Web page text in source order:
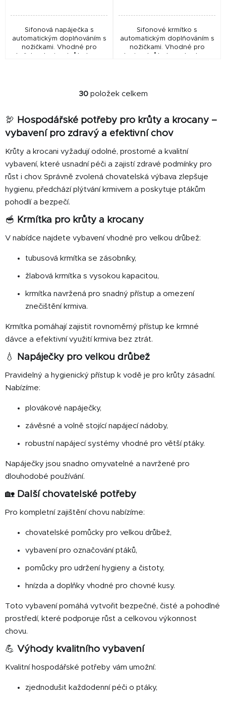
Sifonová napáječka s
automatickým doplňováním s
nožičkami. Vhodné pro
Sifonové krmítko s
automatickým doplňováním s
nožičkami. Vhodné pro
O
l
á
a
c
í
p
k
v
ý
i
u
30položek celkem
🦃 Hospodářské potřeby pro krůty a krocany –
vybavení pro zdravý a efektivní chov
Krůty a krocani vyžadují odolné, prostorné a kvalitní
vybavení, které usnadní péči a zajistí zdravé podmínky pro
růst i chov. Správně zvolená chovatelská výbava zlepšuje
hygienu, předchází plýtvání krmivem a poskytuje ptákům
pohodlí a bezpečí.
🥣 Krmítka pro krůty a krocany
V nabídce najdete vybavení vhodné pro velkou drůbež:
tubusová krmítka se zásobníky,
žlabová krmítka s vysokou kapacitou,
krmítka navržená pro snadný přístup a omezení
znečištění krmiva.
Krmítka pomáhají zajistit rovnoměrný přístup ke krmné
dávce a efektivní využití krmiva bez ztrát.
💧 Napáječky pro velkou drůbež
Pravidelný a hygienický přístup k vodě je pro krůty zásadní.
Nabízíme:
plovákové napáječky,
závěsné a volně stojící napájecí nádoby,
robustní napájecí systémy vhodné pro větší ptáky.
Napáječky jsou snadno omyvatelné a navržené pro
dlouhodobé používání.
🏡 Další chovatelské potřeby
Pro kompletní zajištění chovu nabízíme:
chovatelské pomůcky pro velkou drůbež,
vybavení pro označování ptáků,
pomůcky pro udržení hygieny a čistoty,
hnízda a doplňky vhodné pro chovné kusy.
Toto vybavení pomáhá vytvořit bezpečné, čisté a pohodlné
prostředí, které podporuje růst a celkovou výkonnost
chovu.
💪 Výhody kvalitního vybavení
Kvalitní hospodářské potřeby vám umožní:
zjednodušit každodenní péči o ptáky,